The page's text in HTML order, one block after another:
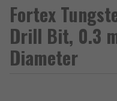
Fortex
Drill Bit, 0.3
Diameter